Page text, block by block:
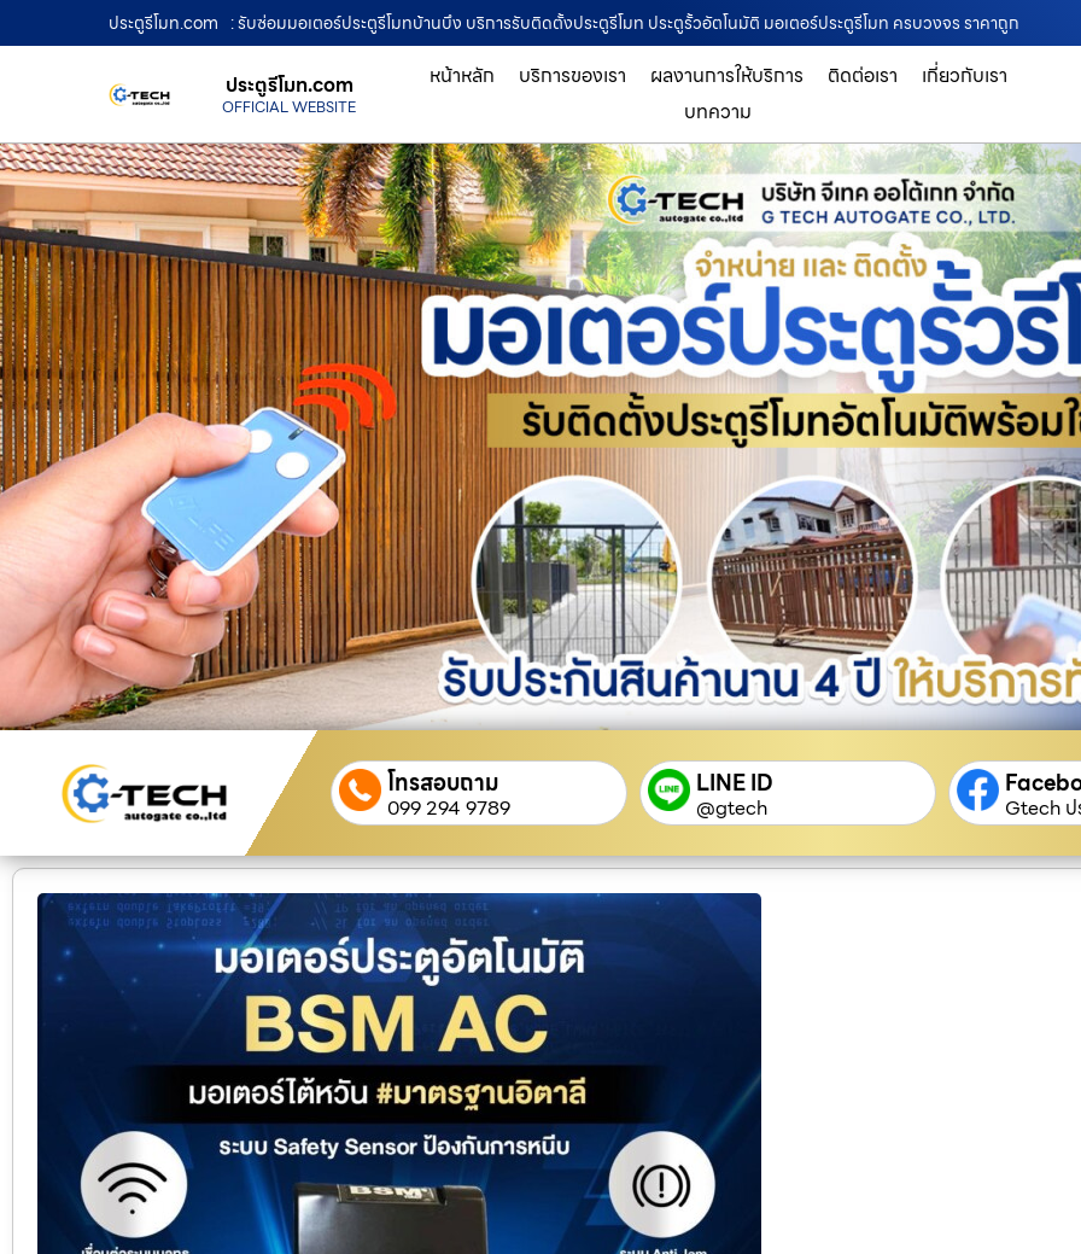
ประตูรีโมท.com : รับซ่อมมอเตอร์ประตูรีโมทบ้านบึง บริการรับติดตั้งประตูรีโมท ประตูรั้วอัตโนมัติ มอเตอร์ประตูรีโมท ครบวงจร ราคาถูก
ประตูรีโมท.com
OFFICIAL WEBSITE
หน้าหลัก บริการของเรา ผลงานการให้บริการ ติดต่อเรา
เกี่ยวกับเรา
บทความ
โทรสอบถาม
099 294 9789
LINE ID
@gtech Gtech ป